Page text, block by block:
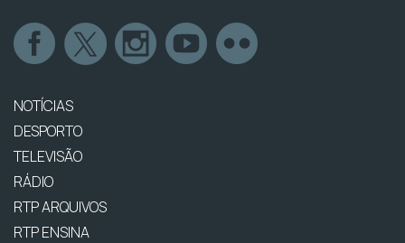
NOTÍCIAS
DESPORTO
TELEVISÃO
RÁDIO
RTP ARQUIVOS
RTP ENSINA